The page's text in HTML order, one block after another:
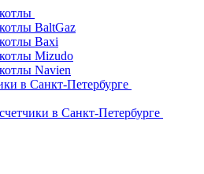
BaltGaz
Baxi
Mizudo
Navien
в Санкт-Петербурге
в Санкт-Петербурге